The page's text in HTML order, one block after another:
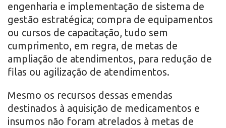
engenharia e implementação de sistema de
gestão estratégica; compra de equipamentos
ou cursos de capacitação, tudo sem
cumprimento, em regra, de metas de
ampliação de atendimentos, para redução de
filas ou agilização de atendimentos.
Mesmo os recursos dessas emendas
destinados à aquisição de medicamentos e
insumos não foram atrelados à metas de